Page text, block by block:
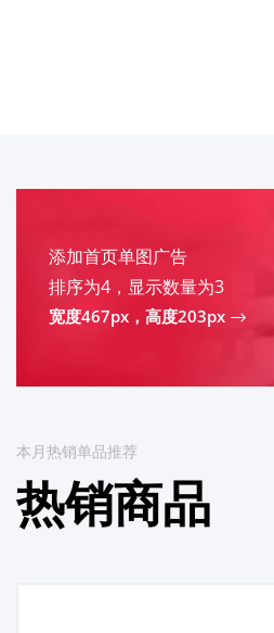
添加首页单图广告
排序为4，显示数量为3
宽度467px，高度203px
本月热销单品推荐
热销商品